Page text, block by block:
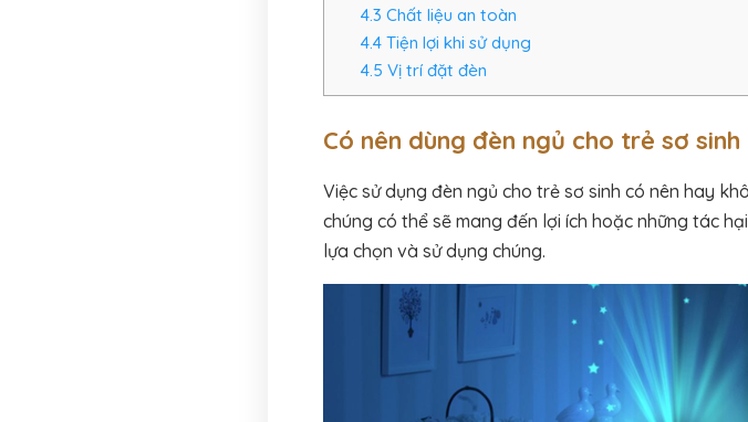
4.3 Chất liệu an toàn
4.4Tiện lợi khi sử dụng
4.5 Vị trí đặt đèn
Có nên dùng đèn ngủ cho trẻ sơ sinh
Việc sử dụng đèn ngủ cho trẻ sơ sinh có nên hay
chúng có thể sẽ mang đến lợi ích hoặc những tác
lựa chọn và sử dụng chúng.